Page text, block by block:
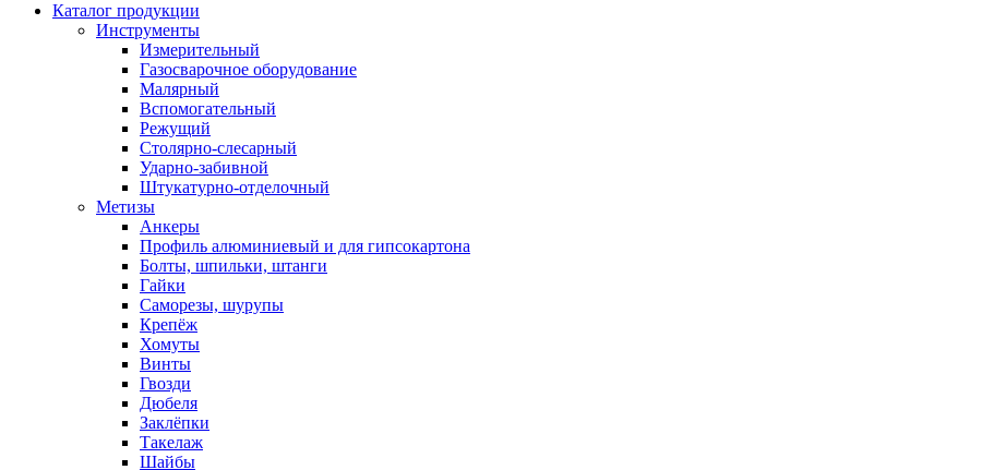
Каталог продукции
Инструменты
Измерительный
Газосварочное оборудование
Малярный
Вспомогательный
Режущий
Столярно-слесарный
Ударно-забивной
Штукатурно-отделочный
Метизы
Анкеры
Профиль алюминиевый и для гипсокартона
Болты, шпильки, штанги
Гайки
Саморезы, шурупы
Крепёж
Хомуты
Винты
Гвозди
Дюбеля
Заклёпки
Такелаж
Шайбы